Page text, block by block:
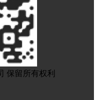
保留所有权利